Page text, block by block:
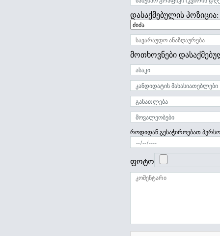
დასაქმებულის პოზიცია:
მოთხოვნები
როდიდან გესაჭიროებათ
ფოტო